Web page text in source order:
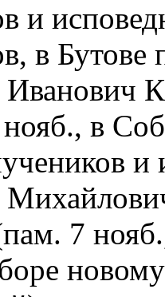
и
в Бутове
Иванович
в
и
7